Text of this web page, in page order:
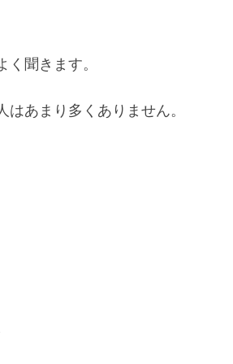
聞きます。
あまり多くありません。